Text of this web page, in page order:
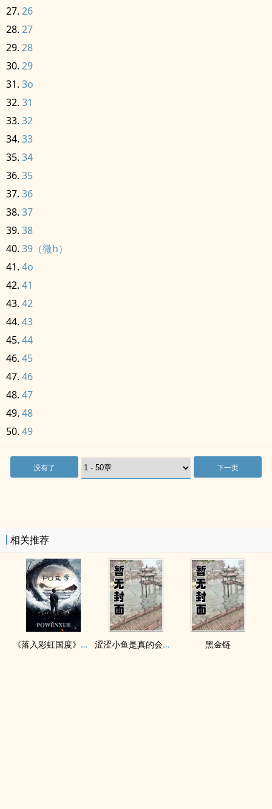
26
27
28
29
3o
31
32
33
34
35
36
37
38
39（微h）
4o
41
42
43
44
45
46
47
48
49
没有了 下一页
相关推荐
《落入彩虹国度》穿越+西幻+言情 涩涩小鱼是真的会被干透 黑金链